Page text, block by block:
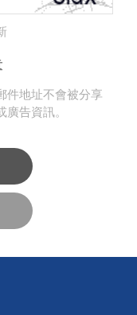
件地址不會被分享
告資訊。